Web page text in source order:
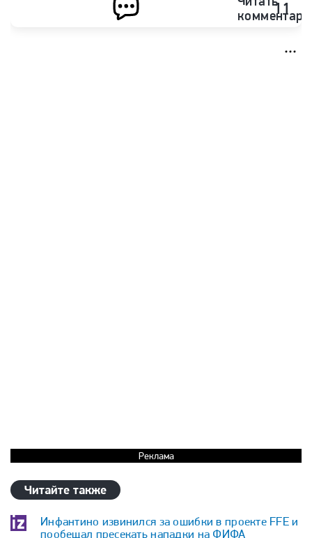
11
Реклама
Читайте также
Инфантино извинился за ошибки в проекте FFE и
пообещал пресекать нападки на ФИФА